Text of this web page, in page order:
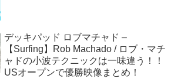
デッキパッド ロブマチャド –
【Surfing】Rob Machado / ロブ・マチ
ャドの小波テクニックは一味違う！！
USオープンで優勝映像まとめ！